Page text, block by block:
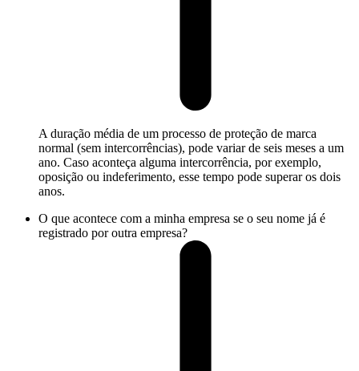
A duração média de um processo de proteção de marca
normal (sem intercorrências), pode variar de seis meses a um
ano. Caso aconteça alguma intercorrência, por exemplo,
oposição ou indeferimento, esse tempo pode superar os dois
anos.
O que acontece com a minha empresa se o seu nome já é
registrado por outra empresa?